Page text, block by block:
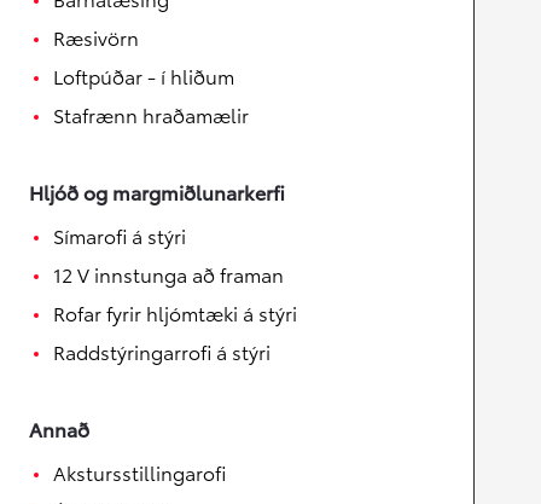
Ræsivörn
Loftpúðar - í hliðum
Stafrænn hraðamælir
Hljóð og margmiðlunarkerfi
Símarofi á stýri
12 V innstunga að framan
Rofar fyrir hljómtæki á stýri
Raddstýringarrofi á stýri
Annað
Akstursstillingarofi